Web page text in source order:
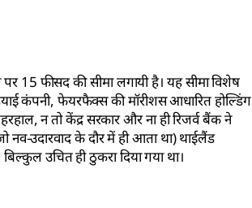
15 फीसद की सीमा लगायी है। यह सीमा विशेष
कंपनी, फेयरफैक्स की मॉरीशस आधारित होल्डिंग
न तो केंद्र सरकार और ना ही रिजर्व बैंक ने
उदारवाद के दौर में ही आता था) थाईलैंड
उचित ही ठुकरा दिया गया था।